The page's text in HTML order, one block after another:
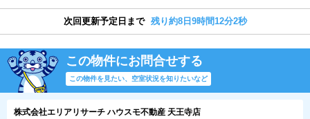
次回更新予定日まで 残り約8日9時間12分1秒
この物件にお問合せする
この物件を見たい、空室状況を知りたいなど
株式会社エリアリサーチ ハウスモ不動産 天王寺店